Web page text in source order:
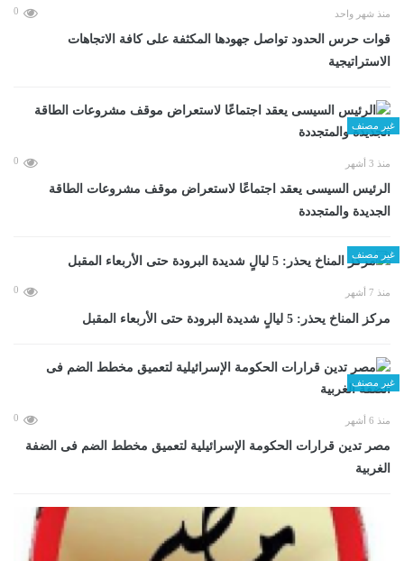
منذ شهر واحد 0
قوات حرس الحدود تواصل جهودها المكثفة على كافة الاتجاهات
الاستراتيجية
غير مصنف
منذ 3 أشهر 0
الرئيس السيسى يعقد اجتماعًا لاستعراض موقف مشروعات الطاقة
الجديدة والمتجددة
غير مصنف
منذ 7 أشهر 0
مركز المناخ يحذر: 5 ليالٍ شديدة البرودة حتى الأربعاء المقبل
غير مصنف
منذ 6 أشهر 0
مصر تدين قرارات الحكومة الإسرائيلية لتعميق مخطط الضم فى الضفة
الغربية